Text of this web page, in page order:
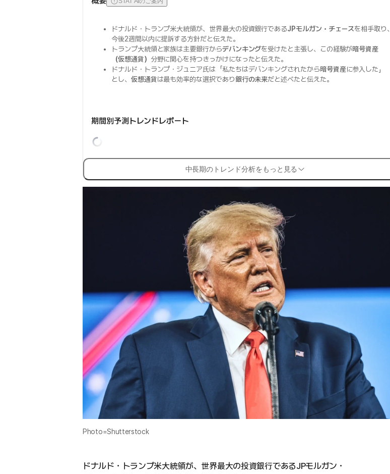
ドナルド・トランプ米大統領が、世界最大の投資銀行であるJPモルガン・チェースを相手取り、
今後2週間以内に提訴する方針だと伝えた。
トランプ大統領と家族は主要銀行からデバンキングを受けたと主張し、この経験が暗号資産
（仮想通貨） 分野に関心を持つきっかけになったと伝えた。
ドナルド・トランプ・ジュニア氏は「私たちはデバンキングされたから暗号資産に参入した」
とし、 仮想通貨は最も効率的な選択であり銀行の未来だと述べたと伝えた。
期間別予測トレンドレポート
中長期のトレンド分析をもっと見る
Photo=Shutterstock
ドナルド・トランプ米大統領が、世界最大の投資銀行であるJPモルガン・